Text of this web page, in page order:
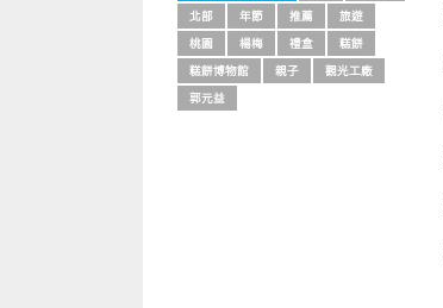
北部 年節 推薦 旅遊
桃園 楊梅 禮盒 糕餅
糕餅博物館 親子 觀光工廠
郭元益